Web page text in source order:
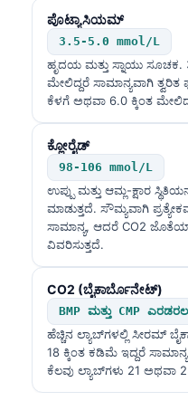
ಪೊಟ್ಯಾಸಿಯಮ್
3.5-5.0 mmol/L
ಹೃದಯ ಮತ್ತು ಸ್ನಾಯು ಸೂಚಕ.
ಮೇಲಿದ್ದರೆ ಸಾಮಾನ್ಯವಾಗಿ
ಕೆಳಗೆ ಅಥವಾ 6.0 ಕ್ಕಿಂತ
ಕ್ಲೋರೈಡ್
98-106 mmol/L
ಉಪ್ಪು ಮತ್ತು ಆಮ್ಲ-ಕ್ಷಾರ
ಮಾಡುತ್ತದೆ. ಸೌಮ್ಯವಾಗಿ
ಸಾಮಾನ್ಯ, ಆದರೆ CO2
ವಿವರಿಸುತ್ತದೆ.
CO2 (ಬೈಕಾರ್ಬೊನೇಟ್)
BMP ಮತ್ತು CMP
ಹೆಚ್ಚಿನ ಲ್ಯಾಬ್‌ಗಳಲ್ಲಿ ಸೀರಮ್
18 ಕ್ಕಿಂತ ಕಡಿಮೆ ಇದ್ದರೆ
ಕೆಲವು ಲ್ಯಾಬ್‌ಗಳು 21 ಅಥವಾ